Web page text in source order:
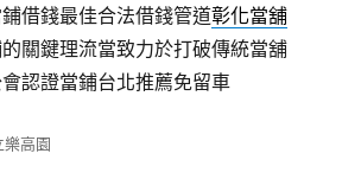
借錢最佳合法借錢管道彰化當舖
關鍵理流當致力於打破傳統當舖
認證當鋪台北推薦免留車
樂高園